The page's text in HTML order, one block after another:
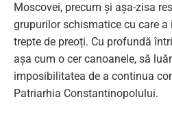
Moscovei, precum și așa-zisa
grupurilor schismatice cu care
trepte de preoți. Cu profundă
așa cum o cer canoanele, să
imposibilitatea de a continua
Patriarhia Constantinopolului.